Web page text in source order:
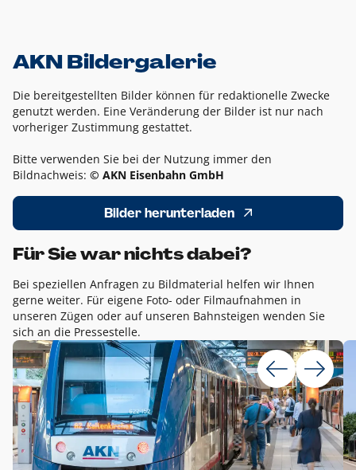
AKN Bildergalerie
Die bereitgestellten Bilder können für redaktionelle Zwecke
genutzt werden. Eine Veränderung der Bilder ist nur nach
vorheriger Zustimmung gestattet.
Bitte verwenden Sie bei der Nutzung immer den
Bildnachweis: © AKN Eisenbahn GmbH
Bilder herunterladen
Für Sie war nichts dabei?
Bei speziellen Anfragen zu Bildmaterial helfen wir Ihnen
gerne weiter. Für eigene Foto- oder Filmaufnahmen in
unseren Zügen oder auf unseren Bahnsteigen wenden Sie
sich an die Pressestelle.